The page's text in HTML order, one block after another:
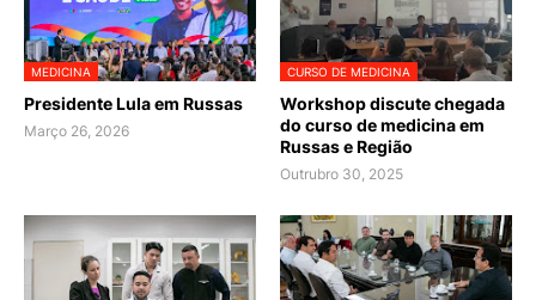
MEDICINA
Presidente Lula em Russas
Março 26, 2026
CURSO DE MEDICINA
Workshop discute chegada
do curso de medicina em
Russas e Região
Outrubro 30, 2025